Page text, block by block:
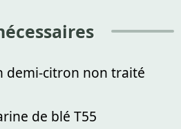
demi-citron non traité
de blé T55